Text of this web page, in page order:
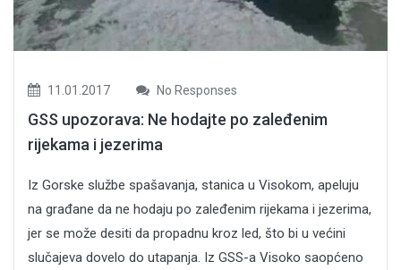
11.01.2017 No Responses
GSS upozorava: Ne hodajte po zaleđenim
rijekama i jezerima
Iz Gorske službe spašavanja, stanica u Visokom, apeluju
na građane da ne hodaju po zaleđenim rijekama i jezerima,
jer se može desiti da propadnu kroz led, što bi u većini
slučajeva dovelo do utapanja. Iz GSS-a Visoko saopćeno